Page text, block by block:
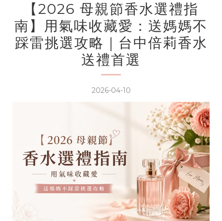
【2026 母親節香水選禮指
南】用氣味收藏愛：送媽媽不
踩雷挑選攻略｜台中倍莉香水
送禮首選
2026-04-10